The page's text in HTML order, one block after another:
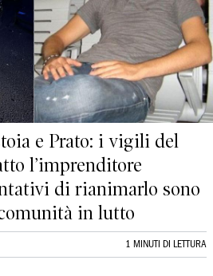
e Prato: i vigili del
l’imprenditore
di rianimarlo sono
in lutto
1 MINUTI DI LETTURA